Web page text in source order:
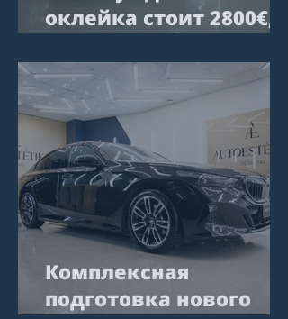
оклейка стоит 2800€, а
скрыто под
прозрачной плёнкой
Комплексная
подготовка нового